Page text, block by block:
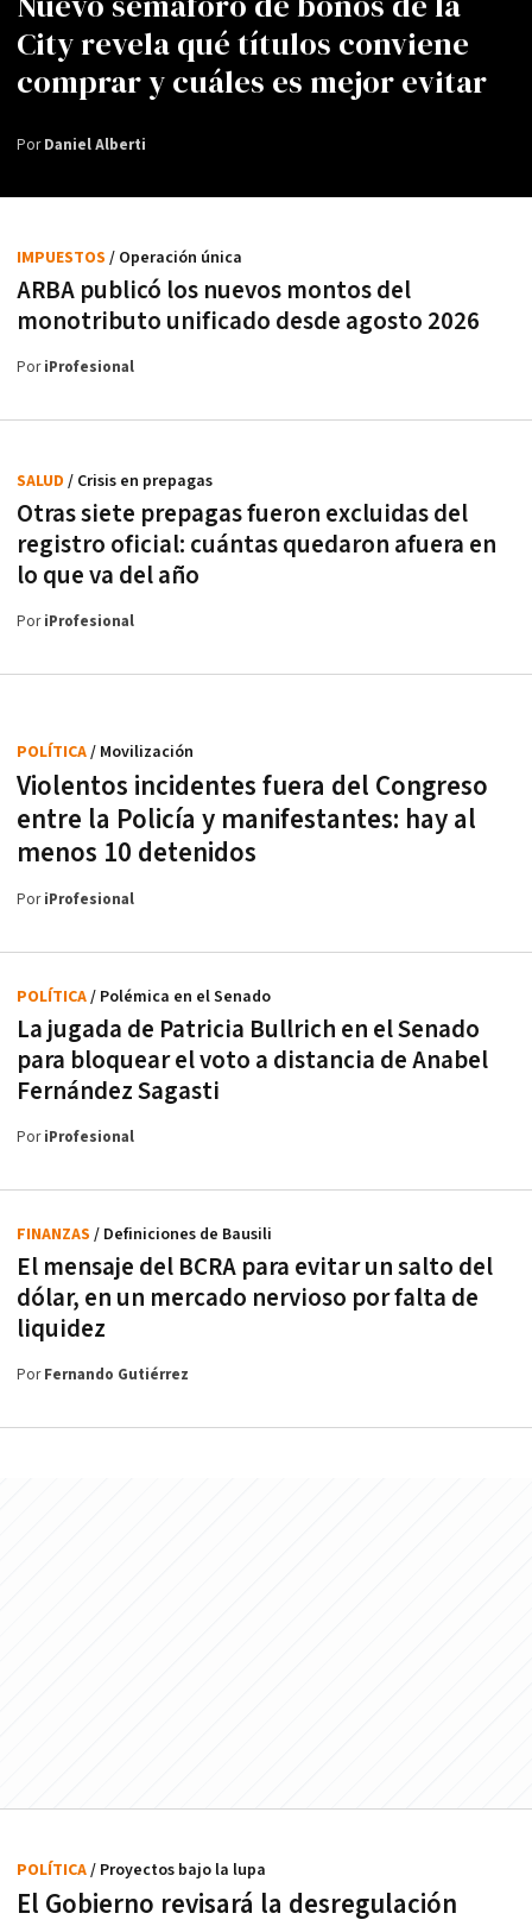
City revela qué títulos conviene
comprar y cuáles es mejor evitar
PorDaniel Alberti
ARBA publicó los nuevos montos del
monotributo unificado desde agosto 2026
IMPUESTOS / Operación única
PoriProfesional
Otras siete prepagas fueron excluidas del
registro oficial: cuántas quedaron afuera en
lo que va del año
SALUD / Crisis en prepagas
PoriProfesional
Violentos incidentes fuera del Congreso
entre la Policía y manifestantes: hay al
menos 10 detenidos
POLÍTICA/ Movilización
PoriProfesional
La jugada de Patricia Bullrich en el Senado
para bloquear el voto a distancia de Anabel
Fernández Sagasti
POLÍTICA/ Polémica en el Senado
PoriProfesional
El mensaje del BCRA para evitar un salto del
dólar, en un mercado nervioso por falta de
liquidez
FINANZAS / Definiciones de Bausili
PorFernando Gutiérrez
El Gobierno revisará la desregulación
POLÍTICA/ Proyectos bajo la lupa